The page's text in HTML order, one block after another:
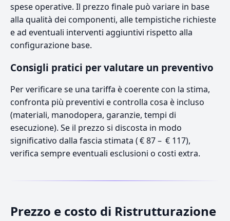
spese operative. Il prezzo finale può variare in base
alla qualità dei componenti, alle tempistiche richieste
e ad eventuali interventi aggiuntivi rispetto alla
configurazione base.
Consigli pratici per valutare un preventivo
Per verificare se una tariffa è coerente con la stima,
confronta più preventivi e controlla cosa è incluso
(materiali, manodopera, garanzie, tempi di
esecuzione). Se il prezzo si discosta in modo
significativo dalla fascia stimata ( € 87 – € 117),
verifica sempre eventuali esclusioni o costi extra.
Prezzo e costo di Ristrutturazione